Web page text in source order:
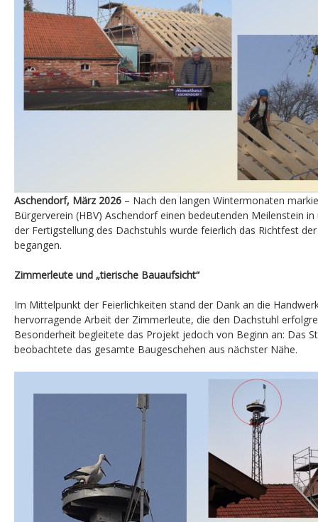
Aschendorf, März 2026 – Nach den langen Wintermonaten
Bürgerverein (HBV) Aschendorf einen bedeutenden Meilenstein
der Fertigstellung des Dachstuhls wurde feierlich das Richtfest
begangen.
Zimmerleute und „tierische Bauaufsicht“
Im Mittelpunkt der Feierlichkeiten stand der Dank an die
hervorragende Arbeit der Zimmerleute, die den Dachstuhl
Besonderheit begleitete das Projekt jedoch von Beginn an: Das
beobachtete das gesamte Baugeschehen aus nächster Nähe.